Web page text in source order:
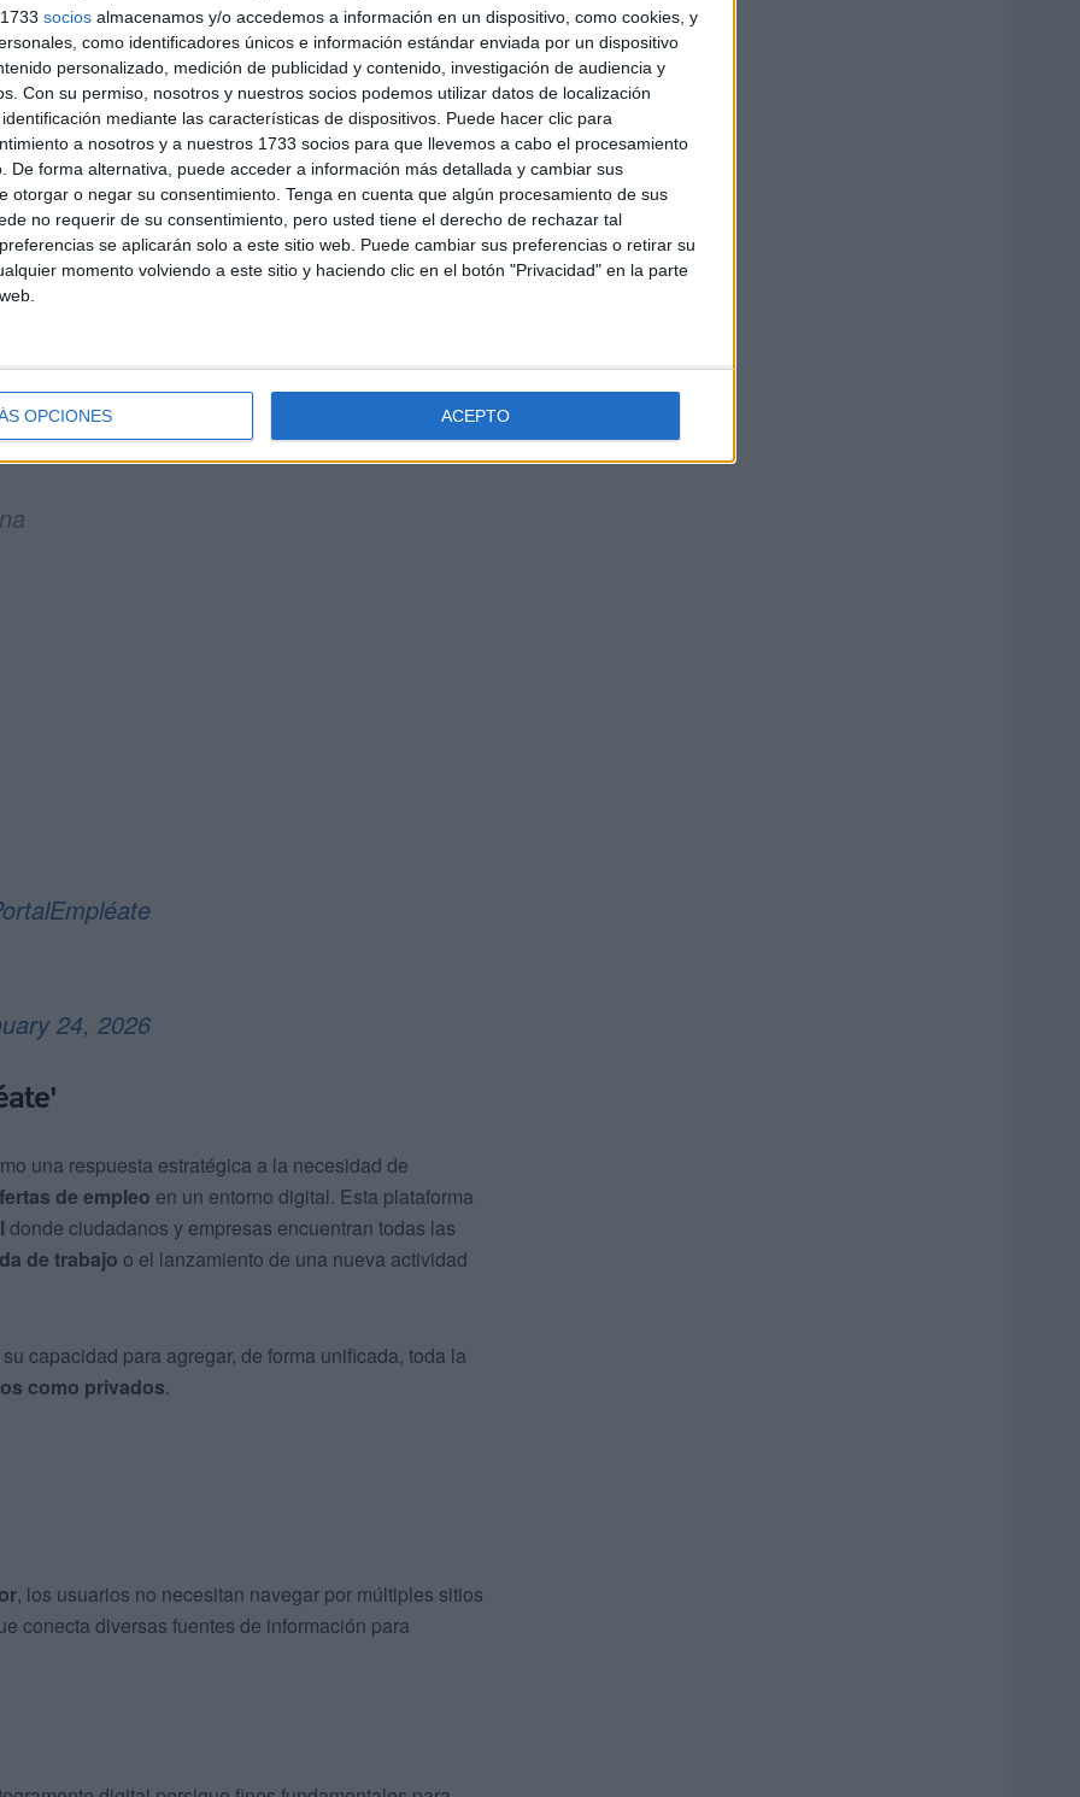
socios almacenamos y/o accedemos a información en un dispositivo, como cookies, y
como identificadores únicos e información estándar enviada por un dispositivo
personalizado, medición de publicidad y contenido, investigación de audiencia y
Con su permiso, nosotros y nuestros socios podemos utilizar datos de localización
mediante las características de dispositivos. Puede hacer clic para
a nosotros y a nuestros 1733 socios para que llevemos a cabo el procesamiento
De forma alternativa, puede acceder a información más detallada y cambiar sus
otorgar o negar su consentimiento. Tenga en cuenta que algún procesamiento de sus
no requerir de su consentimiento, pero usted tiene el derecho de rechazar tal
se aplicarán solo a este sitio web. Puede cambiar sus preferencias o retirar su
momento volviendo a este sitio y haciendo clic en el botón "Privacidad" en la parte
OPCIONES ACEPTO
con contratos temporales a jornada completa,
.
disponibles para Ceuta y para otras ciudades pueden
disponible al respecto.
destacadas ⤵️
24, 2026
una respuesta estratégica a la necesidad de
de empleo en un entorno digital. Esta plataforma
donde ciudadanos y empresas encuentran todas las
de trabajo o el lanzamiento de una nueva actividad
capacidad para agregar, de forma unificada, toda la
como privados.
, los usuarios no necesitan navegar por múltiples sitios
conecta diversas fuentes de información para